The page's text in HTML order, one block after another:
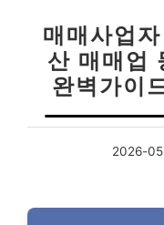
매매사업
산 매매업
완벽가이
2026-